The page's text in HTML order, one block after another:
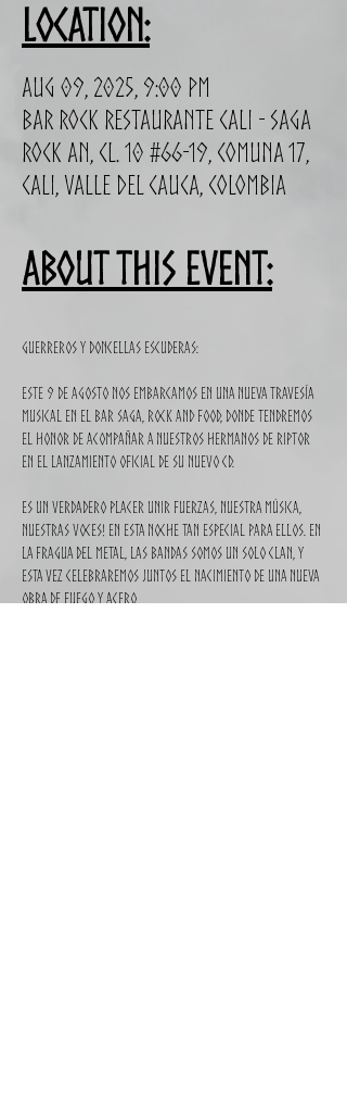
Location:
Aug 09, 2025, 9:00 PM
Bar Rock Restaurante Cali - Saga
Rock an, Cl. 10 #66-19, Comuna 17,
Cali, Valle del Cauca, Colombia
About this event:
Guerreros y doncellas escuderas:
Este 9 de agosto nos embarcamos en una nueva travesía
musical en el Bar Saga, Rock and Food, donde tendremos
el honor de acompañar a nuestros hermanos de RIPTOR
en el lanzamiento oficial de su nuevo CD.
Es un verdadero placer unir fuerzas, nuestra música,
nuestras voces! en esta noche tan especial para ellos. En
la fragua del metal, las bandas somos un solo clan, y
esta vez celebraremos juntos el nacimiento de una nueva
obra de fuego y acero.